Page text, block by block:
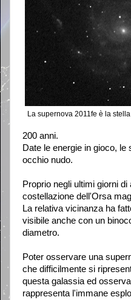
La supernova 2011fe è la
200 anni.
Date le energie in gioco,
occhio nudo.
Proprio negli ultimi giorni
costellazione dell'Orsa
La relativa vicinanza ha
visibile anche con un
diametro.
Poter osservare una
che difficilmente si
questa galassia ed
rappresenta l'immane